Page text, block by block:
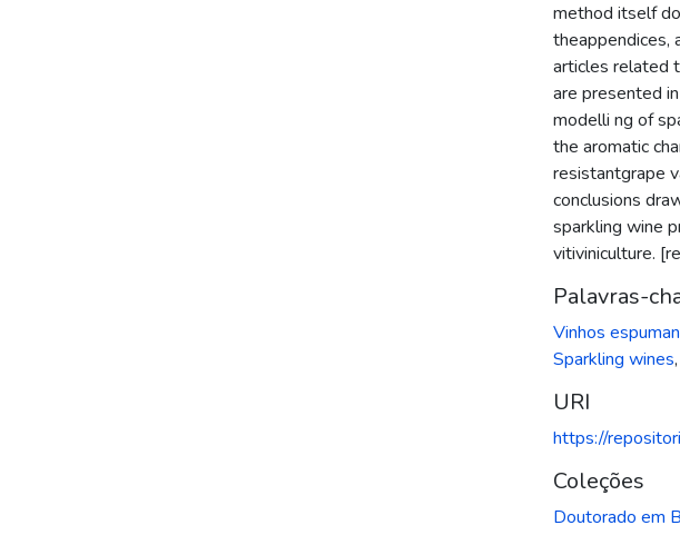
method itself
theappendices,
articles related
are presented
modelli ng of
the aromatic
resistantgrape
conclusions
sparkling wine
vitiviniculture.
Palavras-
Vinhos
Sparkling wines,
URI
https://
Coleções
Doutorado em